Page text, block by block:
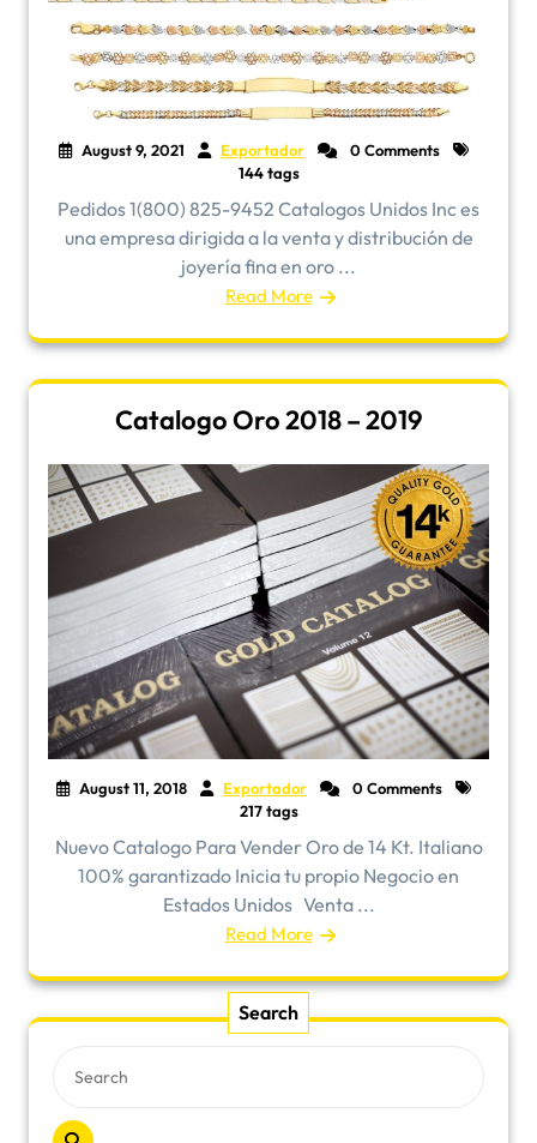
August 9, 2021 Exportador
0 Comments
144 tags
Pedidos 1(800) 825-9452 Catalogos Unidos Inc es
una empresa dirigida a la venta y distribución de
joyería fina en oro ...
Read More
Catalogo Oro 2018 – 2019
August 11, 2018 Exportador
0 Comments
217 tags
Nuevo Catalogo Para Vender Oro de 14 Kt. Italiano
100% garantizado Inicia tu propio Negocio en
Estados Unidos Venta ...
Read More
Search